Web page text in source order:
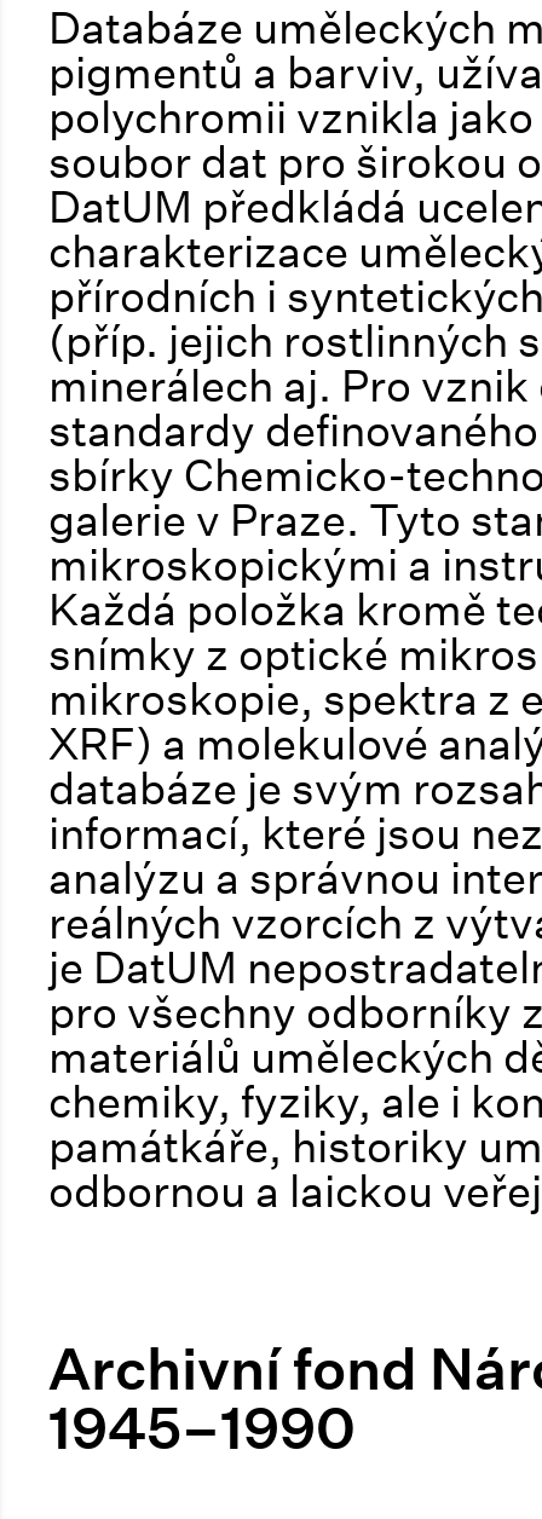
Databáze uměleckých
pigmentů a barviv,
polychromii vznikla
soubor dat pro širokou
DatUM předkládá
charakterizace
přírodních i
(příp. jejich rostlinných
minerálech aj. Pro
standardy
sbírky Chemicko-
galerie v Praze. Tyto
mikroskopickými a
Každá položka kromě
snímky z optické
mikroskopie, spektra z
XRF) a molekulové
databáze je svým
informací, které jsou
analýzu a správnou
reálných vzorcích z
je DatUM
pro všechny odborníky
materiálů uměleckých
chemiky, fyziky, ale i
památkáře, historiky
odbornou a laickou
Archivní fond
1945–1990